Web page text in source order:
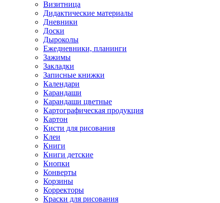
Визитница
Дидактические материалы
Дневники
Доски
Дыроколы
Ежедневники, планинги
Зажимы
Закладки
Записные книжки
Календари
Карандаши
Карандаши цветные
Картографическая продукция
Картон
Кисти для рисования
Клеи
Книги
Книги детские
Кнопки
Конверты
Корзины
Корректоры
Краски для рисования